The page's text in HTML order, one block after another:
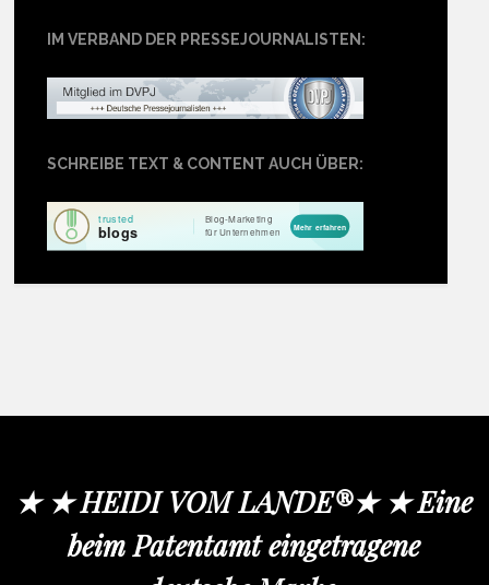
IM VERBAND DER PRESSEJOURNALISTEN:
SCHREIBE TEXT & CONTENT AUCH ÜBER:
★ ★ HEIDI VOM LANDE®★ ★ Eine
beim Patentamt eingetragene